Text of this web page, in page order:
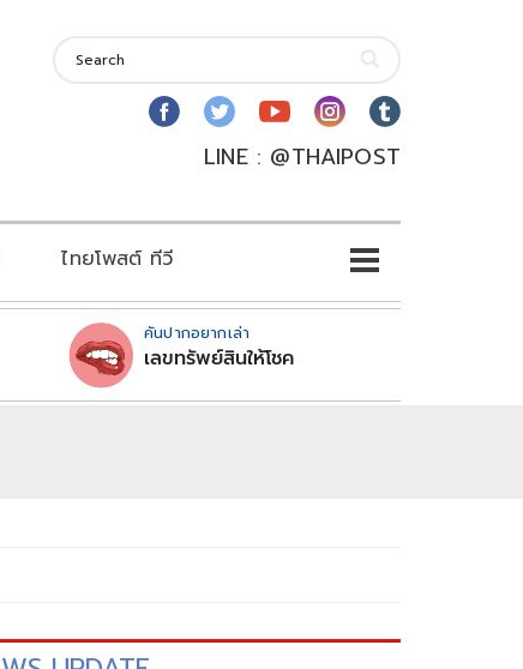
LINE : @THAIPOST
ไทยโพสต์ ทีวี
คันปากอยากเล่า
เลขทรัพย์สินให้โชค